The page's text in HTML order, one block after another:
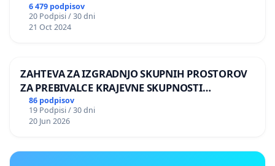
6 479 podpisov
20 Podpisi / 30 dni
21 Oct 2024
ZAHTEVA ZA IZGRADNJO SKUPNIH PROSTOROV
ZA PREBIVALCE KRAJEVNE SKUPNOSTI
PRESTRANEK
86 podpisov
19 Podpisi / 30 dni
20 Jun 2026